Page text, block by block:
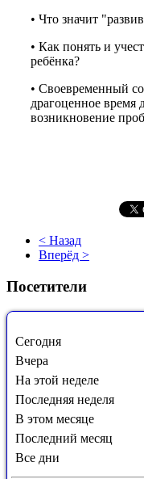
• Что значит
• Как понять и
ребёнка?
• Своевременный
драгоценное время
возникновение
< Назад
Вперёд >
Посетители
Сегодня
Вчера
На этой неделе
Последняя неделя
В этом месяце
Последний месяц
Все дни